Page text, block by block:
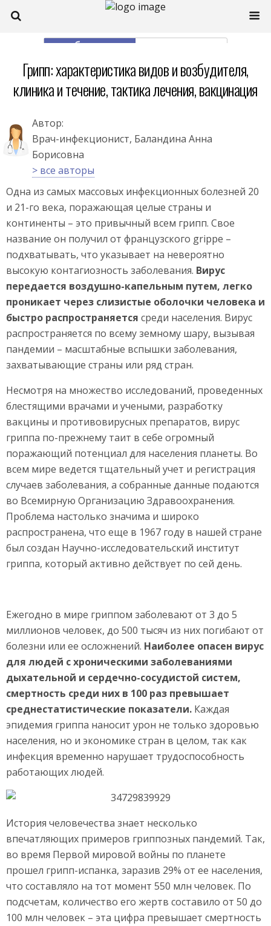
моб. версия
Грипп: характеристика видов и возбудителя,
клиника и течение, тактика лечения, вакцинация
Автор:
Врач-инфекционист, Баландина Анна
Борисовна
> все авторы
Одна из самых массовых инфекционных болезней 20
и 21-го века, поражающая целые страны и
континенты – это привычный всем грипп. Свое
название он получил от французского grippe –
подхватывать, что указывает на невероятно
высокую контагиозность заболевания. Вирус
передается воздушно-капельным путем, легко
проникает через слизистые оболочки человека и
быстро распространяется среди населения. Вирус
распространяется по всему земному шару, вызывая
пандемии – масштабные вспышки заболевания,
захватывающие страны или ряд стран.
Несмотря на множество исследований, проведенных
блестящими врачами и учеными, разработку
вакцины и противовирусных препаратов, вирус
гриппа по-прежнему таит в себе огромный
поражающий потенциал для населения планеты. Во
всем мире ведется тщательный учет и регистрация
случаев заболевания, а собранные данные подаются
во Всемирную Организацию Здравоохранения.
Проблема настолько значима и широко
распространена, что еще в 1967 году в нашей стране
был создан Научно-исследовательский институт
гриппа, который активно действует по сей день.
Ежегодно в мире гриппом заболевают от 3 до 5
миллионов человек, до 500 тысяч из них погибают от
болезни или ее осложнений. Наиболее опасен вирус
для людей с хроническими заболеваниями
дыхательной и сердечно-сосудистой систем,
смертность среди них в 100 раз превышает
среднестатистические показатели. Каждая
эпидемия гриппа наносит урон не только здоровью
населения, но и экономике стран в целом, так как
инфекция временно нарушает трудоспособность
работающих людей.
История человечества знает несколько
впечатляющих примеров гриппозных пандемий. Так,
во время Первой мировой войны по планете
прошел грипп-испанка, заразив 29% от ее населения,
что составляло на тот момент 550 млн человек. По
подсчетам, количество его жертв составило от 50 до
100 млн человек – эта цифра превышает смертность